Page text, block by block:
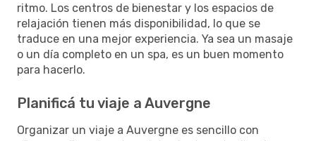
ritmo. Los centros de bienestar y los espacios de
relajación tienen más disponibilidad, lo que se
traduce en una mejor experiencia. Ya sea un masaje
o un día completo en un spa, es un buen momento
para hacerlo.
Planificá tu viaje a Auvergne
Organizar un viaje a Auvergne es sencillo con